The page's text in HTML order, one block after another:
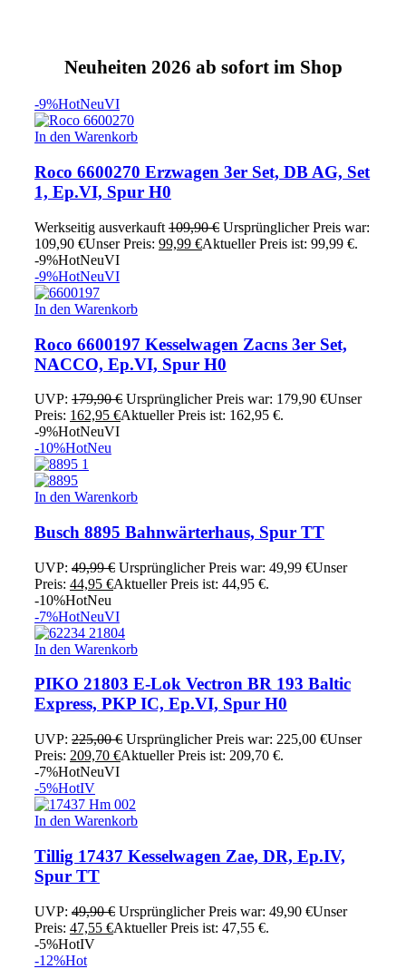
Neuheiten 2026 ab sofort im Shop
-9%HotNeuVI
In den Warenkorb
Roco 6600270 Erzwagen 3er Set, DB AG, Set
1, Ep.VI, Spur H0
Werkseitig ausverkauft 109,90€ Ursprünglicher Preis war:
109,90 €Unser Preis: 99,99 €Aktueller Preis ist: 99,99 €.
-9%HotNeuVI
-9%HotNeuVI
In den Warenkorb
Roco 6600197 Kesselwagen Zacns 3er Set,
NACCO, Ep.VI, Spur H0
UVP: 179,90€ Ursprünglicher Preis war: 179,90 €Unser
Preis: 162,95 €Aktueller Preis ist: 162,95 €.
-9%HotNeuVI
-10%HotNeu
In den Warenkorb
Busch 8895 Bahnwärterhaus, Spur TT
UVP: 49,99€ Ursprünglicher Preis war: 49,99 €Unser
Preis: 44,95 €Aktueller Preis ist: 44,95 €.
-10%HotNeu
-7%HotNeuVI
In den Warenkorb
PIKO 21803 E-Lok Vectron BR 193 Baltic
Express, PKP IC, Ep.VI, Spur H0
UVP: 225,00€ Ursprünglicher Preis war: 225,00 €Unser
Preis: 209,70 €Aktueller Preis ist: 209,70 €.
-7%HotNeuVI
-5%HotIV
In den Warenkorb
Tillig 17437 Kesselwagen Zae, DR, Ep.IV,
Spur TT
UVP: 49,90€ Ursprünglicher Preis war: 49,90 €Unser
Preis: 47,55 €Aktueller Preis ist: 47,55 €.
-5%HotIV
-12%Hot